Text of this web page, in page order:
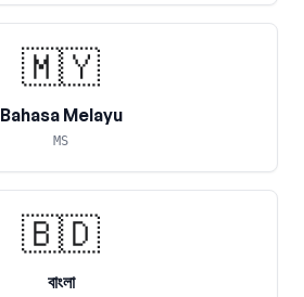
🇲🇾
Bahasa Melayu
MS
🇧🇩
বাংলা